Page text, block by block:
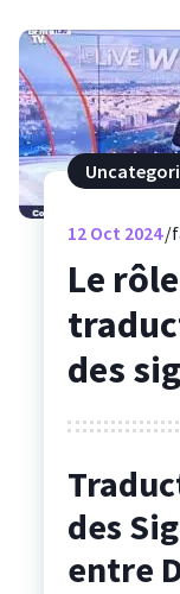
12Oct 2024
Le
des
des
entre